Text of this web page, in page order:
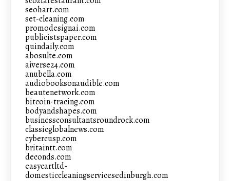
seohart.com
set-cleaning.com
promodesignai.com
publicistspaper.com
quindaily.com
abosulte.com
aiverse24.com
anubella.com
audiobooksonaudible.com
beautenetwork.com
bitcoin-tracing.com
bodyandshapes.com
businessconsultantsroundrock.com
classicglobalnews.com
cybercusp.com
britaintt.com
deconds.com
easycartltd-
domesticcleaningservicesedinburgh.com